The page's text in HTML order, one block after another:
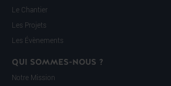
Le Chantier
Les Projets
Les Évènements
QUI SOMMES-NOUS ?
Notre Mission